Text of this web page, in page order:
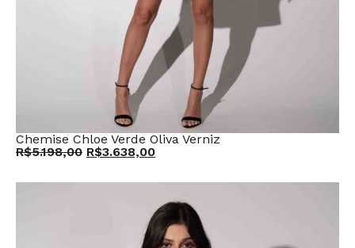
Chemise Chloe Verde Oliva Verniz
R$5.198,00 R$3.638,00